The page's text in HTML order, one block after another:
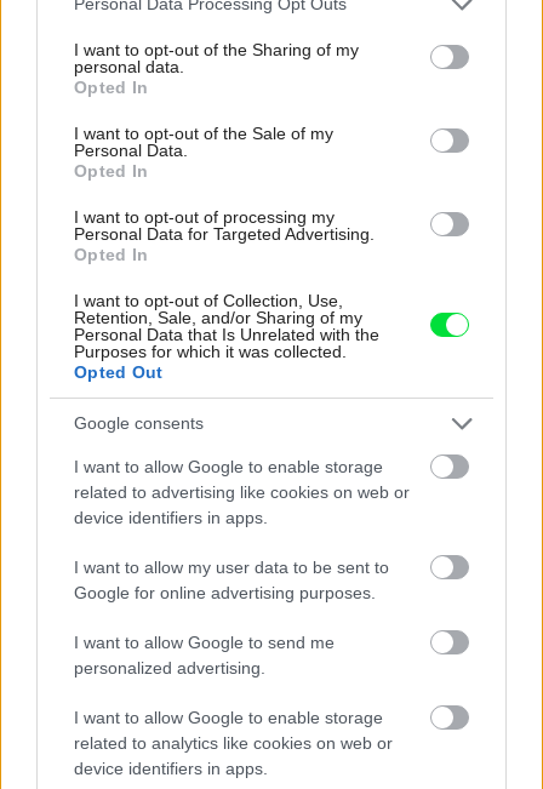
not limited to your visit or usage behaviour. You may click to
grant or deny consent to Google and its third-party tags to
use your data for below specified purposes in below Google
consent section.
I want to opt-out of the Sharing of my
personal data.
Opted In
I want to opt-out of the Sale of my
Personal Data.
Opted In
I want to opt-out of processing my
Personal Data for Targeted Advertising.
Opted In
I want to opt-out of Collection, Use,
Retention, Sale, and/or Sharing of my
Personal Data that Is Unrelated with the
Purposes for which it was collected.
Opted Out
Google consents
I want to allow Google to enable storage
related to advertising like cookies on web or
device identifiers in apps.
I want to allow my user data to be sent to
Google for online advertising purposes.
I want to allow Google to send me
personalized advertising.
I want to allow Google to enable storage
related to analytics like cookies on web or
device identifiers in apps.
Môj dom 07-08/2026
Mohlo by vás zaujímať